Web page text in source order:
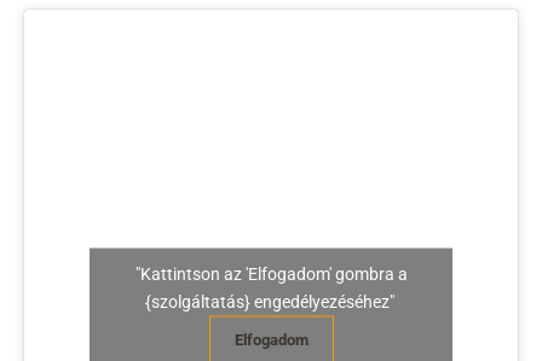
"Kattintson az 'Elfogadom' gombra a
{szolgáltatás} engedélyezéséhez"
Elfogadom